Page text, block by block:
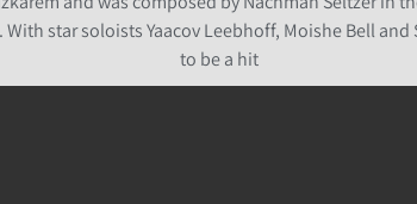
star soloists Yaacov Leebhoff, Moishe Bell
to be a hit